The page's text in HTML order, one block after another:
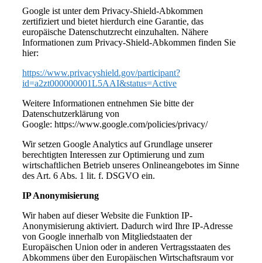
Google ist unter dem Privacy-Shield-Abkommen
zertifiziert und bietet hierdurch eine Garantie, das
europäische Datenschutzrecht einzuhalten. Nähere
Informationen zum Privacy-Shield-Abkommen finden Sie
hier:
https://www.privacyshield.gov/participant?
id=a2zt000000001L5AAI&status=Active
Weitere Informationen entnehmen Sie bitte der
Datenschutzerklärung von
Google: https://www.google.com/policies/privacy/
Wir setzen Google Analytics auf Grundlage unserer
berechtigten Interessen zur Optimierung und zum
wirtschaftlichen Betrieb unseres Onlineangebotes im Sinne
des Art. 6 Abs. 1 lit. f. DSGVO ein.
IP Anonymisierung
Wir haben auf dieser Website die Funktion IP-
Anonymisierung aktiviert. Dadurch wird Ihre IP-Adresse
von Google innerhalb von Mitgliedstaaten der
Europäischen Union oder in anderen Vertragsstaaten des
Abkommens über den Europäischen Wirtschaftsraum vor